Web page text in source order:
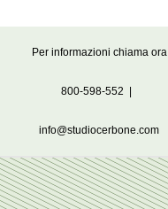
Per informazioni chiama ora
800-598-552
info@studiocerbone.com